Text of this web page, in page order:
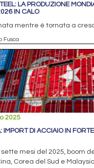
LA PRODUZIONE
IN CALO
mentre è tornata a
Fusca
2025
IMPORT DI ACCIAIO IN
sette mesi del 2025, boom
Corea del Sud e Malaysia